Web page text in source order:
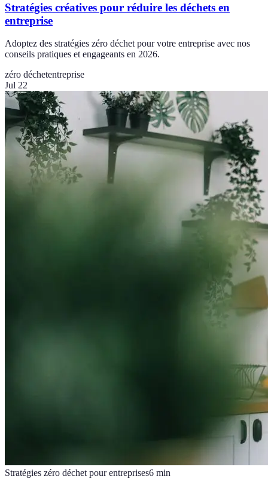
Stratégies créatives pour réduire les déchets en
entreprise
Adoptez des stratégies zéro déchet pour votre entreprise avec nos
conseils pratiques et engageants en 2026.
zéro déchetentreprise
Jul 22
Stratégies zéro déchet pour entreprises6 min